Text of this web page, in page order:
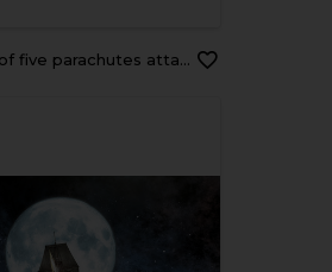
team landing in the night scene with big full moon background